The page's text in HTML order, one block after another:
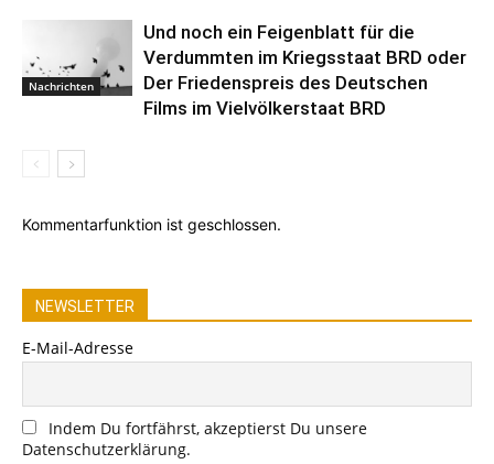
Nachrichten
Und noch ein Feigenblatt für die
Verdummten im Kriegsstaat BRD oder
Der Friedenspreis des Deutschen
Films im Vielvölkerstaat BRD
Kommentarfunktion ist geschlossen.
NEWSLETTER
E-Mail-Adresse
Indem Du fortfährst, akzeptierst Du unsere
Datenschutzerklärung.